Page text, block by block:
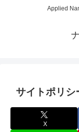
Applied
サイトポリシ
X